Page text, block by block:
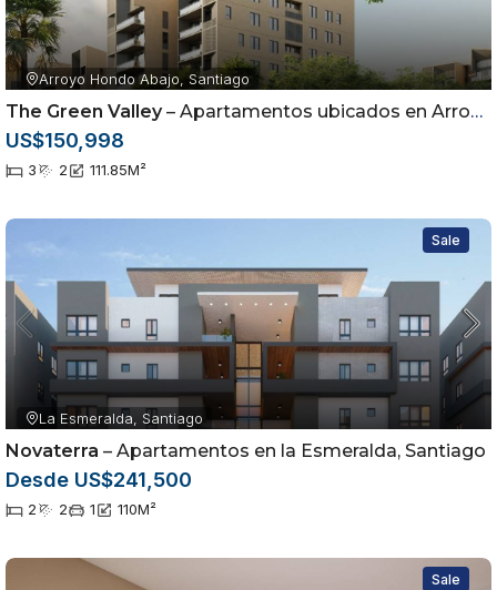
Arroyo Hondo Abajo, Santiago
The Green Valley– Apartamentos ubicados en Arroyo Hondo Abajo, Santiago de los Caballeros
US$150,998
3 2 111.85M²
Sale
La Esmeralda, Santiago
Novaterra – Apartamentos en la Esmeralda, Santiago
Desde US$241,500
2 2 1 110M²
Sale